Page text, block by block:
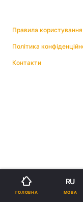
Правила
Політика
Контакти
ГОЛОВНА
RU
МОВА